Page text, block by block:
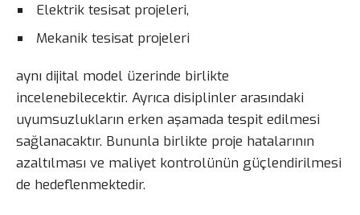
Elektrik tesisat projeleri,
Mekanik tesisat projeleri
aynı dijital model üzerinde birlikte
incelenebilecektir. Ayrıca disiplinler arasındaki
uyumsuzlukların erken aşamada tespit edilmesi
sağlanacaktır. Bununla birlikte proje hatalarının
azaltılması ve maliyet kontrolünün güçlendirilmesi
de hedeflenmektedir.